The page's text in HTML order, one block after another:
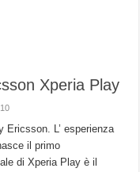
Xperia Play
10
L’ esperienza
il primo
di Xperia Play è il